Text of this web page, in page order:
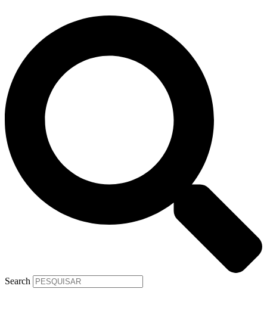
Search